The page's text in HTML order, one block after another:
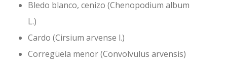
Bledo blanco, cenizo (Chenopodium album
L.)
Cardo (Cirsium arvense l.)
Corregüela menor (Convolvulus arvensis)